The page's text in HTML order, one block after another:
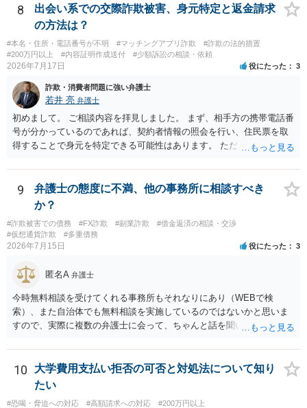
ば、最寄りの警察署に相談をしても良いかもしれません。 以上、ご参
考になれば幸いです。
8
出会い系での交際詐欺被害、身元特定と返金請求
の方法は？
#本名・住所・電話番号が不明 #マッチングアプリ詐欺
#詐欺の法的措置
#200万円以上
#内容証明作成送付 #少額訴訟の相談・依頼
2026年7月17日 役にたった 3
詐欺・消費者問題に強い弁護士
若井 亮 弁護士
初めまして。 ご相談内容を拝見しました。 まず、相手方の携帯電話番
号が分かっているのであれば、契約者情報の照会を行い、住民票を取
得することで身元を特定できる可能性はあります。 ただ、他人名義の
ろです。 LINEについても、詐欺の事案であれば照会できる可能性はあ
りますが、携帯電話の番号を経由する方法より難しくなります。 身元
を特定した後は、返金の理屈があるかどうかを確認していきます。 基
本的に贈与に該当する場合には返金請求ができません。 詐欺を含め、
当方に返金の理屈があるかどうかを確認していきます。 さらに、渡し
た金額について、裏付けがあるかどうかも精査します。 上記を経て、
からスタートすることになるでしょう。 ご理解のとおり、詐欺である
ことの立証は簡単ではありません。 刑事事件化が出来るのであれば、
返金交渉で有利になる可能性がありますが、民事上の詐欺の立証以上
に難しいところがあります。 こちらについては、一度、最寄りの警察
署に被害相談をするようにしてください。 具体的な見通しに関して
良いかと思います。
9
弁護士の態度に不満、他の事務所に相談すべき
か？
#詐欺被害での債務 #FX詐欺 #副業詐欺
#借金返済の相談・交渉
#仮想通貨詐欺
#多重債務
2026年7月15日 役にたった 3
匿名A 弁護士
今時無料相談を受けてくれる事務所もそれなりにあり（WEBで検
索）、また自治体でも無料相談を実施しているのではないかと思いま
すので、実際に複数の弁護士に会って、ちゃんと話を聞いてくれる
はそもそも事案を把握できていないようですので、御相談の案件につ
いては弁護士として能力不足なのかもしれません。相手にしない方が
良いと思います。ただ、仮想通貨詐欺の被害回復は現実的には難しい
かもしれません。
10
大学費用支払い拒否の可否と対処法について知り
たい
#恐喝・脅迫への対応 #高額請求への対応
#200万円以上